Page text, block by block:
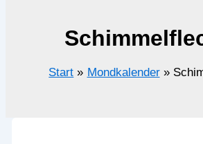
Start Mondkalender